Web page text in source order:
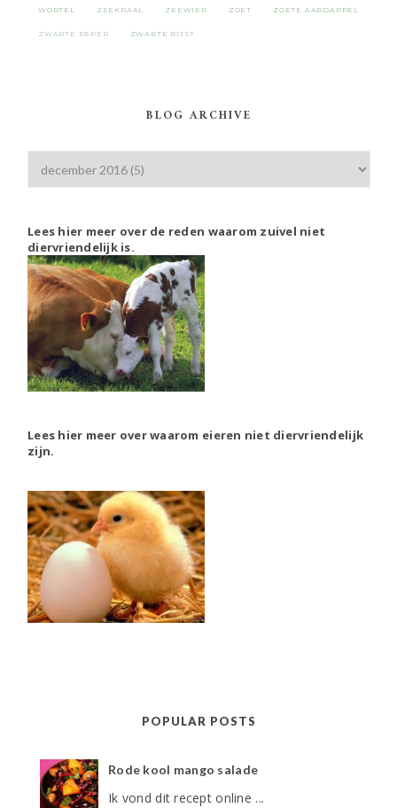
WORTEL ZEEKRAAL ZEEWIER ZOET ZOETE AARDAPPEL
ZWARTE PEPER ZWARTE RIJST
BLOG ARCHIVE
Lees hier meer over de reden waarom zuivel niet
diervriendelijk is.
Lees hier meer over waarom eieren niet diervriendelijk
zijn.
POPULAR POSTS
Rode kool mango salade
Ik vond dit recept online ...